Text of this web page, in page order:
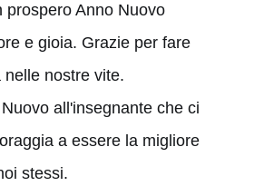
prospero Anno Nuovo
e gioia. Grazie per fare
nelle nostre vite.
all'insegnante che ci
a essere la migliore
stessi.